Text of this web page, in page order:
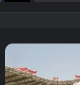
To
και
η